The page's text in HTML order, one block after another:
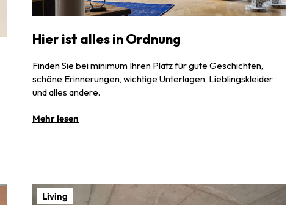
Hier ist alles in Ordnung
Finden Sie bei minimum Ihren Platz für gute Geschichten,
schöne Erinnerungen, wichtige Unterlagen, Lieblingskleider
und alles andere.
Mehr lesen
Living